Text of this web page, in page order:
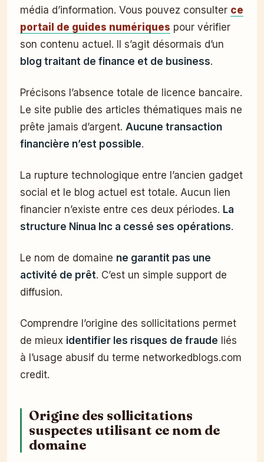
média d’information. Vous pouvez consulter ce
portail de guides numériques pour vérifier
son contenu actuel. Il s’agit désormais d’un
blog traitant de finance et de business.
Précisons l’absence totale de licence bancaire.
Le site publie des articles thématiques mais ne
prête jamais d’argent. Aucune transaction
financière n’est possible.
La rupture technologique entre l’ancien gadget
social et le blog actuel est totale. Aucun lien
financier n’existe entre ces deux périodes. La
structure Ninua Inc a cessé ses opérations.
Le nom de domaine ne garantit pas une
activité de prêt. C’est un simple support de
diffusion.
Comprendre l’origine des sollicitations permet
de mieux identifier les risques de fraude liés
à l’usage abusif du terme networkedblogs.com
credit.
Origine des sollicitations
suspectes utilisant ce nom de
domaine